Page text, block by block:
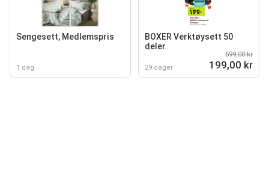
Sengesett, Medlemspris
1 dag
BOXER Verktøysett 50
deler
29 dager
599,00 kr
199,00 kr